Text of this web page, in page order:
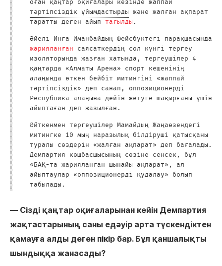
оған қаңтар оқиғалары кезінде жаппай
тәртіпсіздік ұйымдастырды және жалған ақпарат
таратты деген айып тағылды.
Әйелі Инга Иманбайдың Фейсбуктегі парақшасында
жарияланған саясаткердің сол күнгі тергеу
изоляторында жазған хатында, тергеушілер 4
қаңтарда «Алматы Арена» спорт кешенінің
алаңында өткен бейбіт митингіні «жаппай
тәртіпсіздік» деп санап, оппозиционерді
Республика алаңына дейін жетуге шақырғаны үшін
айыптаған деп жазылған.
Әйткенмен тергеушілер Мамайдың Жаңаөзендегі
митингке 10 мың наразылық білдіруші қатысқаны
туралы сөздерін «жалған ақпарат» деп бағалады.
Демпартия көшбасшысының сөзіне сенсек, бұл
«БАҚ-та жарияланған шынайы ақпарат», ал
айыптаулар «оппозиционерді қудалау» болып
табылады.
― Сізді қаңтар оқиғаларынан кейін Демпартия
жақтастарының саны едәуір арта түскендіктен
қамауға алды деген пікір бар. Бұл қаншалықты
шындыққа жанасады?